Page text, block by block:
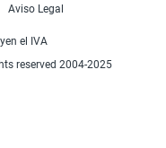
Aviso Legal
el IVA
reserved 2004-2025